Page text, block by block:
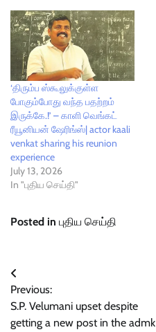
‘திரும்ப ஸ்கூலுக்குள்ள
போகும்போது வந்த பதற்றம்
இருக்கே.!’ – காளி வெங்கட்
ரீயூனியன் ஷேரிங்ஸ்| actor kaali
venkat sharing his reunion
experience
July 13, 2026
In "புதிய செய்தி"
Posted in புதிய செய்தி
Post
navigation
Previous:
S.P. Velumani upset despite
getting a new post in the admk